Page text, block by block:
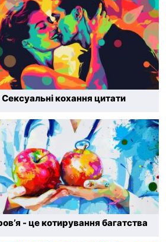
Сексуальні кохання цитати
- це котирування багатства